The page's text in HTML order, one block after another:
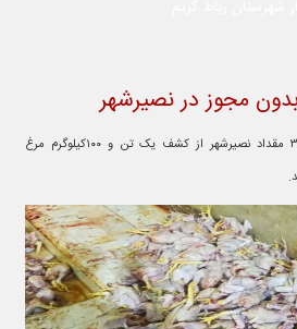
مجوز در نصیرشهر
تهران رسانه | بسیجیان حوزه ۳۵۷ مقداد نصیرشهر از کشف یک تن و ۱۰۰کیلوگرم مرغ